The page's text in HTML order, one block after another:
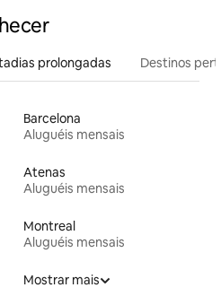
prolongadas Destinos
Barcelona
Aluguéis mensais
Atenas
Aluguéis mensais
Montreal
Aluguéis mensais
Mostrar mais